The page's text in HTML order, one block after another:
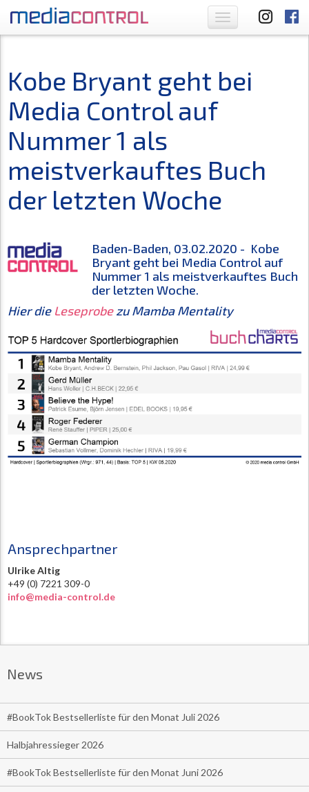
Toggle
navigation
Kobe Bryant geht bei
Media Control auf
Nummer 1 als
meistverkauftes Buch
der letzten Woche
Baden-Baden, 03.02.2020 - Kobe
Bryant geht bei Media Control auf
Nummer 1 als meistverkauftes Buch
der letzten Woche.
Hier die Leseprobezu Mamba Mentality
Ansprechpartner
Ulrike Altig
+49 (0) 7221 309-0
info@media-control.de
News
#BookTok Bestsellerliste für den Monat Juli 2026
Halbjahressieger 2026
#BookTok Bestsellerliste für den Monat Juni 2026